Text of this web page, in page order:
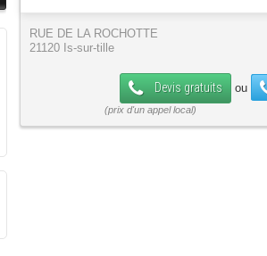
RUE DE LA ROCHOTTE
21120 Is-sur-tille
Devis gratuits ou